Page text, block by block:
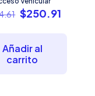
El
precio
era:
$254.61.
$250.91
Añadir al
carrito